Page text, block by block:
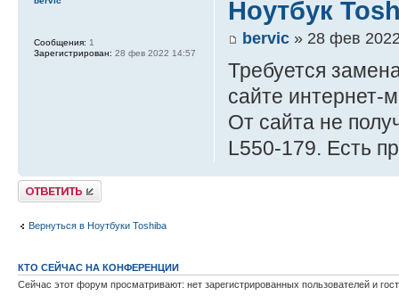
Ноутбук
bervic» 28 фев
Требуется
сайте интернет-
От сайта не
L550-179. Есть
Сообщения: 1
Зарегистрирован: 28 фев 2022 14:57
Ответить
Вернуться в Ноутбуки Toshiba
КТО СЕЙЧАС НА КОНФЕРЕНЦИИ
Сейчас этот форум просматривают: нет зарегистрированных пользователей и